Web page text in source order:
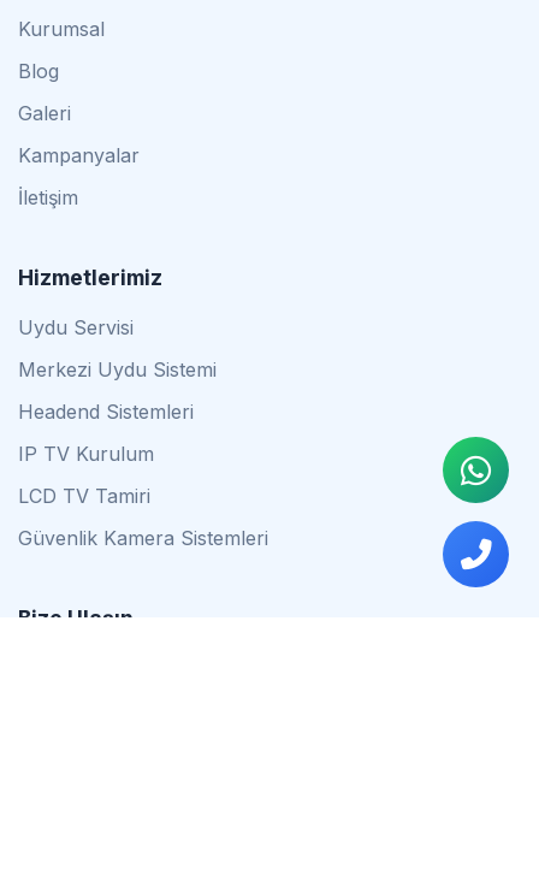
Kurumsal
Blog
Galeri
Kampanyalar
İletişim
Hizmetlerimiz
Uydu Servisi
Merkezi Uydu Sistemi
Headend Sistemleri
IP TV Kurulum
LCD TV Tamiri
Güvenlik Kamera Sistemleri
Bize Ulaşın